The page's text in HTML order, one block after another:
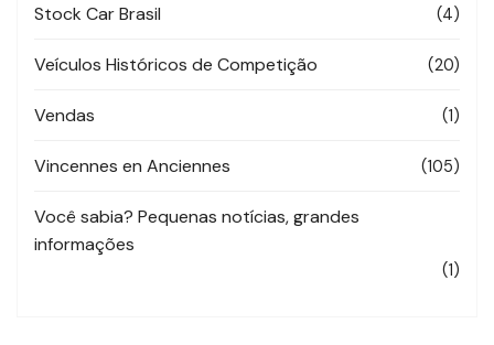
Stock Car Brasil (4)
Veículos Históricos de Competição (20)
Vendas (1)
Vincennes en Anciennes (105)
Você sabia? Pequenas notícias, grandes
informações
(1)